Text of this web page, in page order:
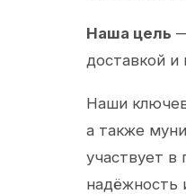
Наша цель
доставкой и
Наши
а также
участвует в
надёжность